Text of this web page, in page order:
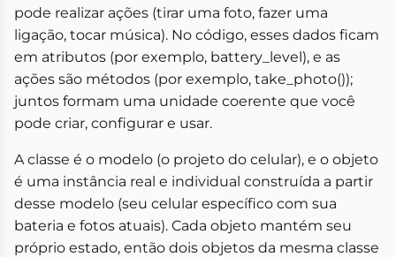
pode realizar ações (tirar uma foto, fazer uma
ligação, tocar música). No código, esses dados ficam
em atributos (por exemplo, battery_level), e as
ações são métodos (por exemplo, take_photo());
juntos formam uma unidade coerente que você
pode criar, configurar e usar.
A classe é o modelo (o projeto do celular), e o objeto
é uma instância real e individual construída a partir
desse modelo (seu celular específico com sua
bateria e fotos atuais). Cada objeto mantém seu
próprio estado, então dois objetos da mesma classe